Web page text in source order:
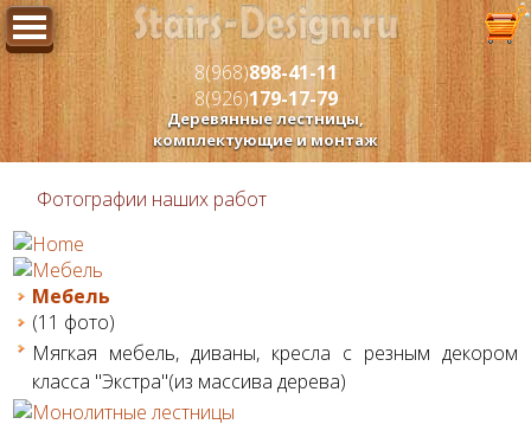
Деревянные лестницы,
комплектующие и монтаж
8(968)898-41-11
8(926)179-17-79
Фотографии наших работ
Мебель
(11 фото)
Мягкая мебель, диваны, кресла с резным декором
класса "Экстра"(из массива дерева)